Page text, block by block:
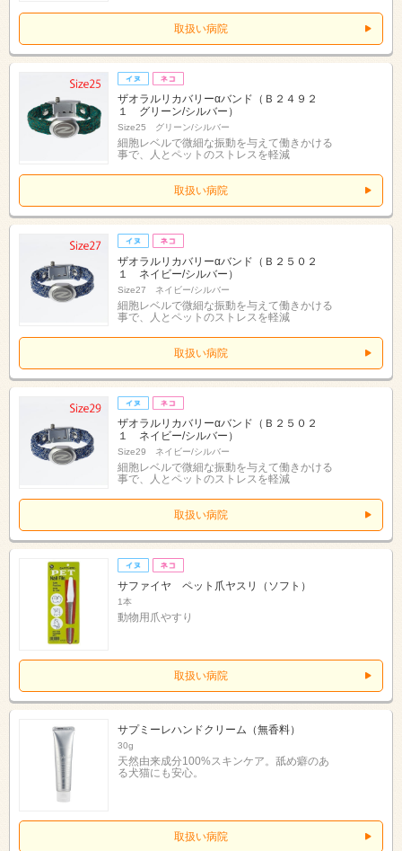
取扱い病院
ザオラルリカバリーαバンド（Ｂ２４９２
１ グリーン/シルバー）
Size25 グリーン/シルバー
細胞レベルで微細な振動を与えて働きかける
事で、人とペットのストレスを軽減
取扱い病院
ザオラルリカバリーαバンド（Ｂ２５０２
１ ネイビー/シルバー）
Size27 ネイビー/シルバー
細胞レベルで微細な振動を与えて働きかける
事で、人とペットのストレスを軽減
取扱い病院
ザオラルリカバリーαバンド（Ｂ２５０２
１ ネイビー/シルバー）
Size29 ネイビー/シルバー
細胞レベルで微細な振動を与えて働きかける
事で、人とペットのストレスを軽減
取扱い病院
サファイヤ ペット爪ヤスリ（ソフト）
1本
動物用爪やすり
取扱い病院
サプミーレハンドクリーム（無香料）
30g
天然由来成分100%スキンケア。舐め癖のあ
る犬猫にも安心。
取扱い病院